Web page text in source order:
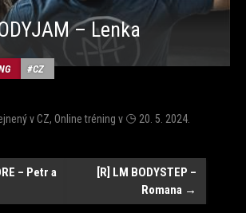
– Lenka
CZ
vCZ, Online tréning v 20. 5. 2024
– Petr a
[R] LM BODYSTEP –
Romana →